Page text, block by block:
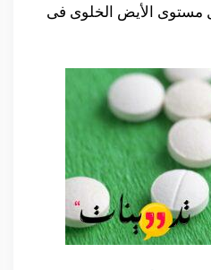
مستوى الأيض الخلوى فى